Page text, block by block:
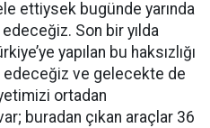
ettiysek bugünde yarında
Son bir yılda
yapılan bu haksızlığı
edeceğiz ve gelecekte de
ortadan
buradan çıkan araçlar 36